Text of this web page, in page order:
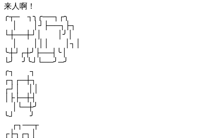
来人啊！
╭┬─ ┐╮╭──┐┌╮
│ │┘├──┐├┐
└┼──┼┘│ │╯│
│ │││ │┐│
╰┼┘┌┼╯├──┤╰│
└╯ ╯╰┘└──╯─╯
╭┐ ┐
┌┐┌─┼┐
┌┘│ ││
│├├─┼┤
│└─┼╯
╰┘ ╯
┌┐──┬
┌├┐┌┐│